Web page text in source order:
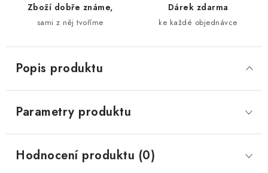
Zboží dobře známe,
sami z něj tvoříme
Dárek zdarma
ke každé objednávce
Popis produktu
Parametry produktu
Hodnocení produktu (0)